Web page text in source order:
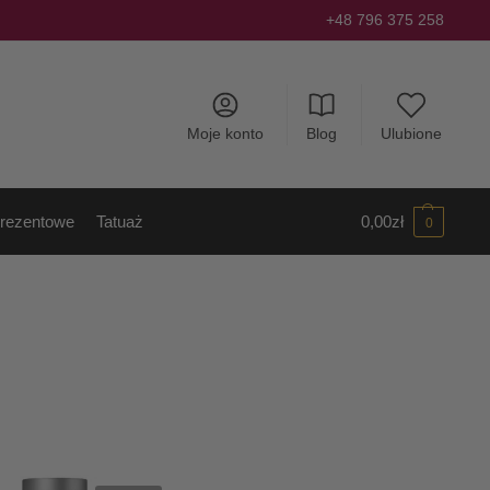
+48 796 375 258
Moje konto Blog Ulubione
Tatuaż 0,00zł 0